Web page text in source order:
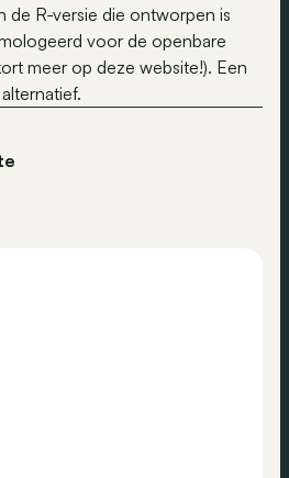
de R-versie die ontworpen is
voor de openbare
meer op deze website!). Een